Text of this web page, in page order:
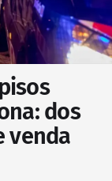
dos
venda